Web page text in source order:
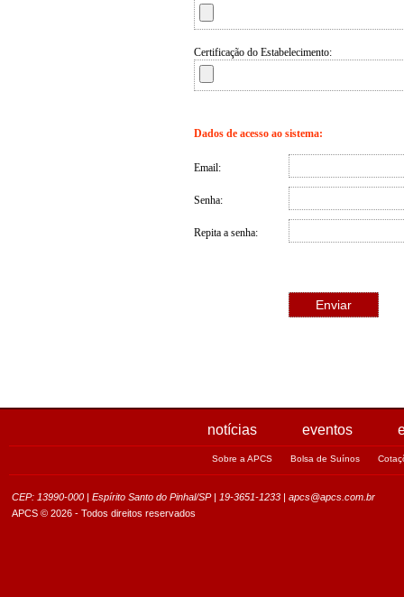
Certificação do Estabelecimento:
Dados de acesso ao sistema:
Email:
Senha:
Repita a senha:
notícias eventos
Sobre a APCS Bolsa de Suínos
CEP: 13990-000 | Espírito Santo do Pinhal/SP | 19-3651-1233 | apcs@apcs.com.br
APCS © 2026 - Todos direitos reservados